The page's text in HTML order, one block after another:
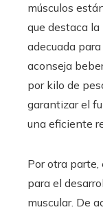
músculos
que destaca
adecuada
aconseja
por kilo de
garantizar el
una eficiente
Por otra parte,
para el
muscular. De